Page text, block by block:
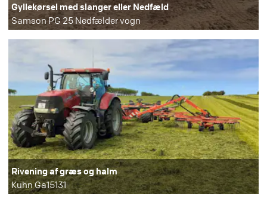
Gyllekørsel med slanger eller Nedfæld
Samson PG 25 Nedfælder vogn
Rivening af græs og halm
Kuhn Ga15131